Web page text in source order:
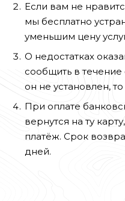
Если вам не
мы бесплатно
уменьшим цену
О недостатках
сообщить в течение
он не установлен,
При оплате
вернутся на ту
платёж. Срок
дней.